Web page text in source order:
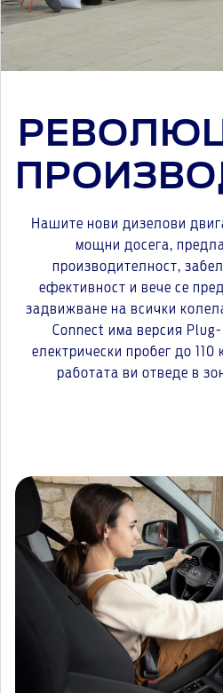
Нашите нови дизелови
мощни досега,
производителност,
ефективност и вече се
задвижване на всички
Connect има версия
електрически пробег до
работата ви отведе в